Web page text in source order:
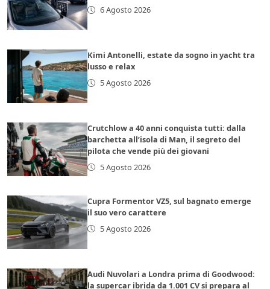
6 Agosto 2026
Kimi Antonelli, estate da sogno in yacht tra
lusso e relax
5 Agosto 2026
Crutchlow a 40 anni conquista tutti: dalla
barchetta all’isola di Man, il segreto del
pilota che vende più dei giovani
5 Agosto 2026
Cupra Formentor VZ5, sul bagnato emerge
il suo vero carattere
5 Agosto 2026
Audi Nuvolari a Londra prima di Goodwood:
la supercar ibrida da 1.001 CV si prepara al